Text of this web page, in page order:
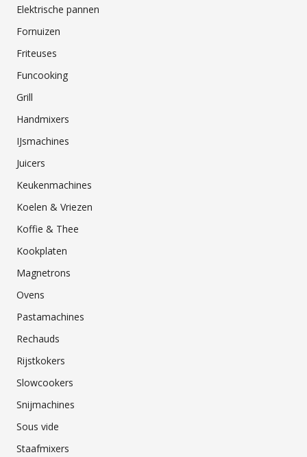
Elektrische pannen
Fornuizen
Friteuses
Funcooking
Grill
Handmixers
IJsmachines
Juicers
Keukenmachines
Koelen & Vriezen
Koffie & Thee
Kookplaten
Magnetrons
Ovens
Pastamachines
Rechauds
Rijstkokers
Slowcookers
Snijmachines
Sous vide
Staafmixers